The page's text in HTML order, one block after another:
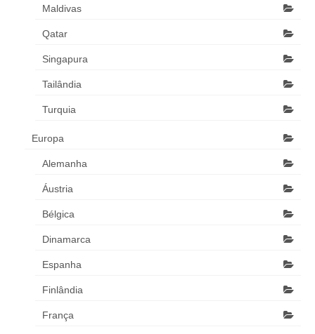
Maldivas
Qatar
Singapura
Tailândia
Turquia
Europa
Alemanha
Áustria
Bélgica
Dinamarca
Espanha
Finlândia
França